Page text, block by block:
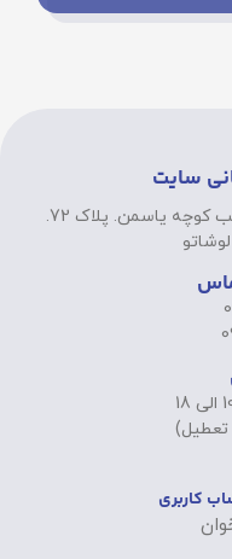
سایت
خیابان حافظ. خیابان نوفل لوشاتو. جنب کوچه یاسمن. پلاک 72.
کاربری